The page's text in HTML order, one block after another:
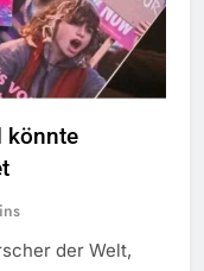
könnte
der Welt,